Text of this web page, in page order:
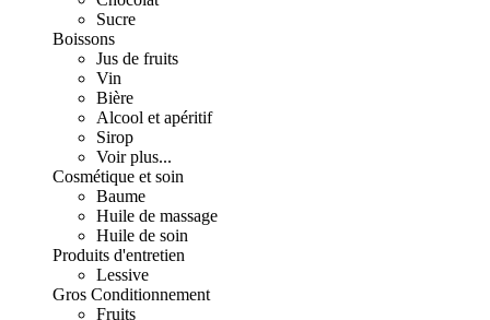
Sucre
Boissons
Jus de fruits
Vin
Bière
Alcool et apéritif
Sirop
Voir plus...
Cosmétique et soin
Baume
Huile de massage
Huile de soin
Produits d'entretien
Lessive
Gros Conditionnement
Fruits